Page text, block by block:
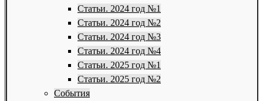
Статьи. 2024 год №1
Статьи. 2024 год №2
Статьи. 2024 год №3
Статьи. 2024 год №4
Статьи. 2025 год №1
Статьи. 2025 год №2
События